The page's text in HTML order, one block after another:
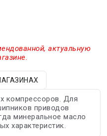
актуальную
компрессоров. Для
приводов
минеральное масло
характеристик.